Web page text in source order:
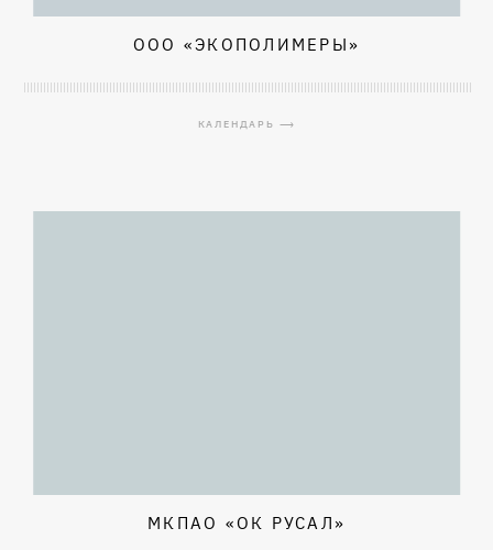
ООО «ЭКОПОЛИМЕРЫ»
КАЛЕНДАРЬ ⟶
МКПАО «ОК РУСАЛ»